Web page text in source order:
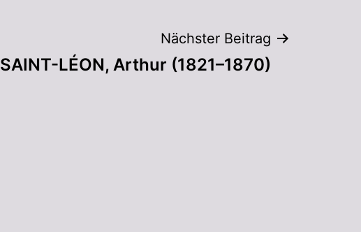
Nächster Beitrag
SAINT-LÉON, Arthur (1821–1870)